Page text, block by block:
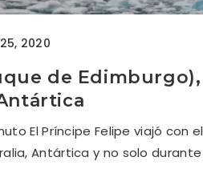
2020
de Edimburgo),
El Príncipe Felipe viajó con el
Antártica y no solo durante